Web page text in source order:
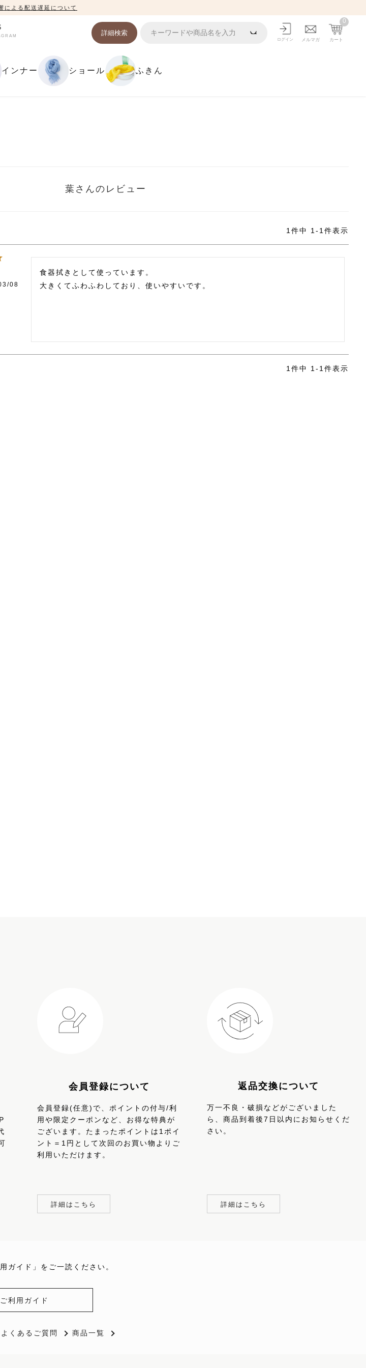
による配送遅延について
詳細検索
ログイン メルマガ
0
カート
インナー ショール ふきん
葉さんのレビュー
1件中 1- 1件表示
08
食器拭きとして使っています。
大きくてふわふわしており、使いやすいです。
1件中 1- 1件表示
会員登録について
会員登録(任意)で、ポイントの付与/利
用や限定クーポンなど、お得な特典が
ございます。たまったポイントは1ポイ
ント＝1円として次回のお買い物よりご
利用いただけます。
詳細はこちら
返品交換について
万一不良・破損などがございました
ら、商品到着後7日以内にお知らせくだ
さい。
詳細はこちら
ガイド」をご一読ください。
ご利用ガイド
よくあるご質問 商品一覧